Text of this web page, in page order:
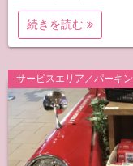
続きを読む
サービスエリア／パーキ